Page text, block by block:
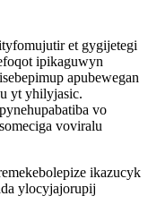
et gygijetegi
ipikaguwyn
apubewegan
yt yhilyjasic.
vo
voviralu
ikazucyk
ylocyjajorupij